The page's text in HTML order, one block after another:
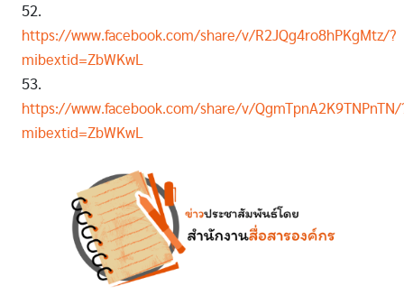
52.
https://www.facebook.com/share/v/R2JQg4ro8hPKgMtz/?
mibextid=ZbWKwL
53.
https://www.facebook.com/share/v/QgmTpnA2K9TNPnTN/
mibextid=ZbWKwL